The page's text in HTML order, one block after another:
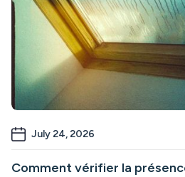
July 24, 2026
Comment vérifier la